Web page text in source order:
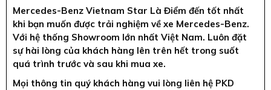
Mercedes-Benz Vietnam Star Là Điểm đến tốt nhất
khi bạn muốn được trải nghiệm về xe Mercedes-Benz.
Với hệ thống Showroom lớn nhất Việt Nam. Luôn đặt
sự hài lòng của khách hàng lên trên hết trong suốt
quá trình trước và sau khi mua xe.
Mọi thông tin quý khách hàng vui lòng liên hệ PKD